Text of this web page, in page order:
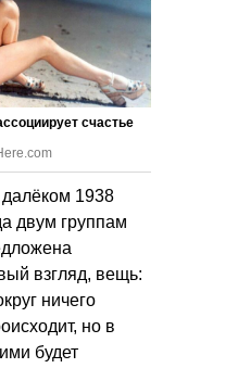
счастье
1938
двум группам
взгляд, вещь:
ничего
но в
будет